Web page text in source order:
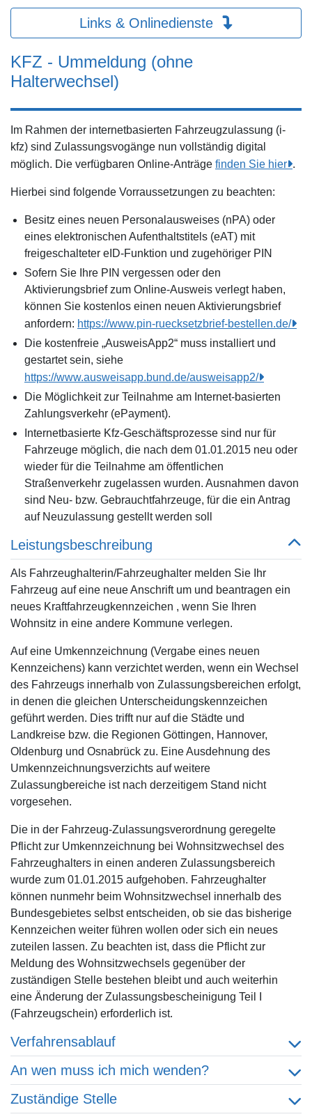
Links & Onlinedienste
KFZ - Ummeldung (ohne
Halterwechsel)
Im Rahmen der internetbasierten Fahrzeugzulassung (i-
kfz) sind Zulassungsvogänge nun vollständig digital
möglich. Die verfügbaren Online-Anträge finden Sie hier .
Hierbei sind folgende Vorraussetzungen zu beachten:
Besitz eines neuen Personalausweises (nPA) oder
eines elektronischen Aufenthaltstitels (eAT) mit
freigeschalteter eID-Funktion und zugehöriger PIN
Sofern Sie Ihre PIN vergessen oder den
Aktivierungsbrief zum Online-Ausweis verlegt haben,
können Sie kostenlos einen neuen Aktivierungsbrief
anfordern: https://www.pin-ruecksetzbrief-bestellen.de/
Die kostenfreie „AusweisApp2“ muss installiert und
gestartet sein, siehe
https://www.ausweisapp.bund.de/ausweisapp2/
Die Möglichkeit zur Teilnahme am Internet-basierten
Zahlungsverkehr (ePayment).
Internetbasierte Kfz-Geschäftsprozesse sind nur für
Fahrzeuge möglich, die nach dem 01.01.2015 neu oder
wieder für die Teilnahme am öffentlichen
Straßenverkehr zugelassen wurden. Ausnahmen davon
sind Neu- bzw. Gebrauchtfahrzeuge, für die ein Antrag
auf Neuzulassung gestellt werden soll
Leistungsbeschreibung
Als Fahrzeughalterin/Fahrzeughalter melden Sie Ihr
Fahrzeug auf eine neue Anschrift um und beantragen ein
neues Kraftfahrzeugkennzeichen , wenn Sie Ihren
Wohnsitz in eine andere Kommune verlegen.
Auf eine Umkennzeichnung (Vergabe eines neuen
Kennzeichens) kann verzichtet werden, wenn ein Wechsel
des Fahrzeugs innerhalb von Zulassungsbereichen erfolgt,
in denen die gleichen Unterscheidungskennzeichen
geführt werden. Dies trifft nur auf die Städte und
Landkreise bzw. die Regionen Göttingen, Hannover,
Oldenburg und Osnabrück zu. Eine Ausdehnung des
Umkennzeichnungsverzichts auf weitere
Zulassungbereiche ist nach derzeitigem Stand nicht
vorgesehen.
Die in der Fahrzeug-Zulassungsverordnung geregelte
Pflicht zur Umkennzeichnung bei Wohnsitzwechsel des
Fahrzeughalters in einen anderen Zulassungsbereich
wurde zum 01.01.2015 aufgehoben. Fahrzeughalter
können nunmehr beim Wohnsitzwechsel innerhalb des
Bundesgebietes selbst entscheiden, ob sie das bisherige
Kennzeichen weiter führen wollen oder sich ein neues
zuteilen lassen. Zu beachten ist, dass die Pflicht zur
Meldung des Wohnsitzwechsels gegenüber der
zuständigen Stelle bestehen bleibt und auch weiterhin
eine Änderung der Zulassungsbescheinigung Teil I
(Fahrzeugschein) erforderlich ist.
Verfahrensablauf
An wen muss ich mich wenden?
Zuständige Stelle